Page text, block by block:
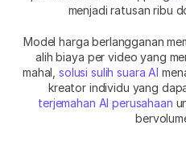
menjadi ratusan ribu
Model harga berlangganan
alih biaya per video yang
mahal, solusi sulih suara AI
kreator individu yang
terjemahan AI perusahaan